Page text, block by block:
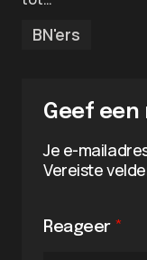
BN'ers
Geef
Je e-
Vereiste
Reageer *